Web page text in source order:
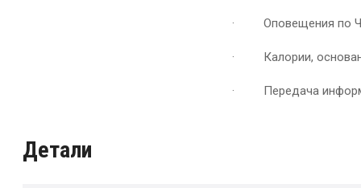
· Оповещения по
· Калории,
· Передача
Детали